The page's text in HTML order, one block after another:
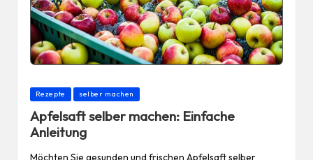
Posted
Rezepte selber machen
Apfelsaft selber machen: Einfache
Anleitung
Möchten Sie gesunden und frischen Apfelsaft selber